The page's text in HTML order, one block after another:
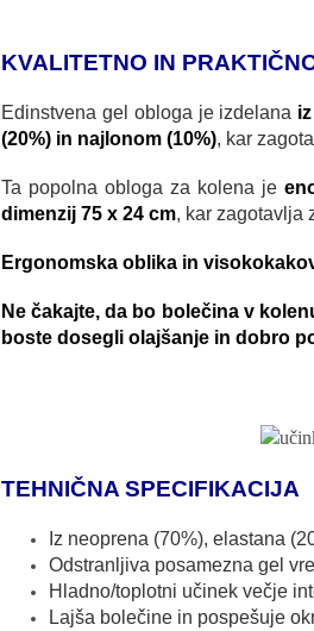
KVALITETNO IN
Edinstvena gel obloga je izdelana
(20%) in najlonom (10%), kar
Ta popolna obloga za kolena je
dimenzij 75 x 24 cm, kar zagotavlja
Ergonomska oblika in
Ne čakajte, da bo bolečina v
boste dosegli olajšanje in dobro
TEHNIČNA SPECIFIKACIJA
Iz neoprena (70%), elastana
Odstranljiva posamezna gel
Hladno/toplotni učinek večje
Lajša bolečine in pospešuje